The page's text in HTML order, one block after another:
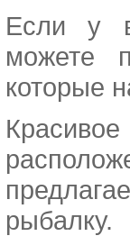
Если у
можете
которые
рыбалку.